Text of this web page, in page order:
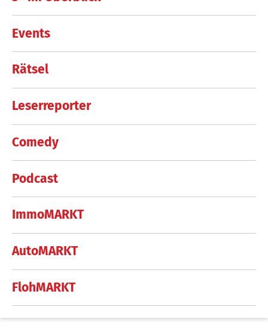
Events
Rätsel
Leserreporter
Comedy
Podcast
ImmoMARKT
AutoMARKT
FlohMARKT